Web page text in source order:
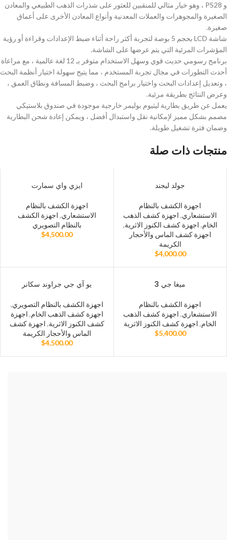
و PS28 ، وهو خيار مثالي للمنقبين للعثور على شذرات الذهب الطبيعي والمعادن
الصغيرة والمجوهرات والعملات المعدنية وأنواع المعادن الأخرى على أعماق
صغيرة.
شاشة LCD بحجم 5 بوصة لتجربة أكثر راحة أثناء ضبط الإعدادات وقراءة أو رؤية
المؤشرات المرئية التي يتم عرضها على الشاشة.
برنامج رسومي حديث قوي وسهل الاستخدام متوفر بـ 12 لغة عالمية ، مع مراعاة
أحدث التطورات في مجال تجربة المستخدم ، مما يتيح سهولة اختيار أنظمة البحث
، وتعديل إعدادات البحث واختيار برامج البحث ، وضبط المسافة ونطاق العمق ،
وعرض النتائج بطريقة مرئية.
يعمل عن طريق بطارية ليثيوم بوليمر خارجية موجودة في صندوق بلاستيكي
مصمم بشكل مميز لإمكانية نقل واستبدال أفضل ، ويمكن إعادة شحن البطارية
وضمان فترة تشغيل طويلة.
منتجات ذات صلة
جولد ليجند
اجهزة الكشف بالنظام
الاستشعاري, اجهزة كشف الذهب
الخام, اجهزة كشف الكنوز الاثرية,
اجهزة كشف الماس والأحجار
الكريمة
$4,000.00
ايزي واي سمارت
اجهزة الكشف بالنظام
الاستشعاري, اجهزة الكشف
بالنظام التصويري
$4,500.00
ميغا جي 3
اجهزة الكشف بالنظام
الاستشعاري, اجهزة كشف الذهب
الخام, اجهزة كشف الكنوز الاثرية
$5,400.00
يو آي جي جراوند سكانر
اجهزة الكشف بالنظام التصويري,
اجهزة كشف الذهب الخام, اجهزة
كشف الكنوز الاثرية, اجهزة كشف
الماس والأحجار الكريمة
$4,500.00